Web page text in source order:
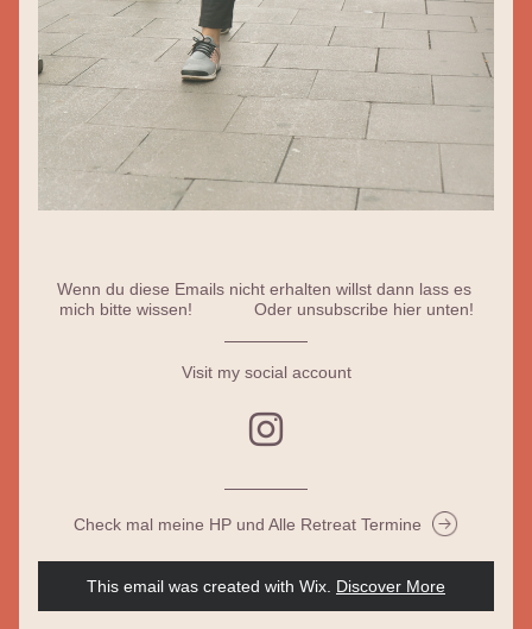
Wenn du diese Emails nicht erhalten willst dann lass es
mich bitte wissen!             Oder unsubscribe hier unten!
Visit my social account
Check mal meine HP und Alle Retreat Termine
This email was created with Wix. Discover More